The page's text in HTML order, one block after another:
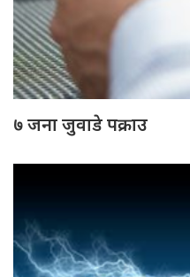
७ जना जुवाडे पक्राउ